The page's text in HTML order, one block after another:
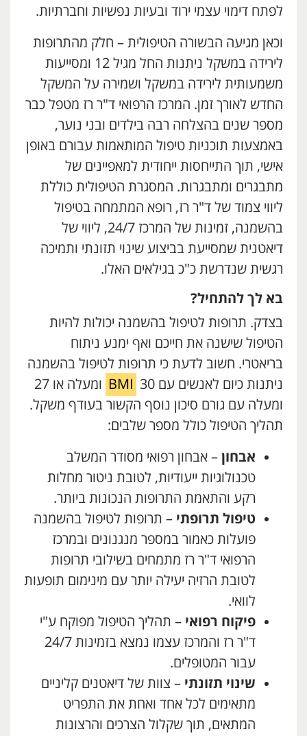
לפתח דימוי עצמי ירוד ובעיות נפשיות וחברתיות.
וכאן מגיעה הבשורה הטיפולית – חלק מהתרופות
לירידה במשקל ניתנות החל מגיל 12 ומסייעות
משמעותית לירידה במשקל ושמירה על המשקל
החדש לאורך זמן. המרכז הרפואי ד"ר רז מטפל כבר
מספר שנים בהצלחה רבה בילדים ובני נוער,
באמצעות תוכניות טיפול המותאמות עבורם באופן
אישי, תוך התייחסות ייחודית למאפיינים של
מתבגרים ומתבגרות. המסגרת הטיפולית כוללת
ליווי צמוד של ד"ר רז, רופא המתמחה בטיפול
בהשמנה, זמינות של המרכז 24/7, ליווי של
דיאטנית שמסייעת בביצוע שינוי תזונתי ותמיכה
רגשית שנדרשת כ"כ בגילאים האלו.
בא לך להתחיל?
בצדק. תרופות לטיפול בהשמנה יכולות להיות
הטיפול שישנה את חייכם ואף ימנע ניתוח
בריאטרי. חשוב לדעת כי תרופות לטיפול בהשמנה
ניתנות כיום לאנשים עם
BMI
30 ומעלה או 27
ומעלה עם גורם סיכון נוסף הקשור בעודף משקל.
תהליך הטיפול כולל מספר שלבים:
אבחון – אבחון רפואי מסודר המשלב
טכנולוגיות ייעודיות, לטובת ניטור מחלות
רקע והתאמת התרופות הנכונות ביותר.
טיפול תרופתי – תרופות לטיפול בהשמנה
פועלות כאמור במספר מנגנונים ובמרכז
הרפואי ד"ר רז מתמחים בשילובי תרופות
לטובת הרזיה יעילה יותר עם מינימום תופעות
לוואי.
פיקוח רפואי – תהליך הטיפול מפוקח ע"י
ד"ר רז והמרכז עצמו נמצא בזמינות 24/7
עבור המטופלים.
שינוי תזונתי – צוות של דיאטנים קליניים
מתאימים לכל אחד ואחת את התפריט
המתאים, תוך שקלול הצרכים והרצונות